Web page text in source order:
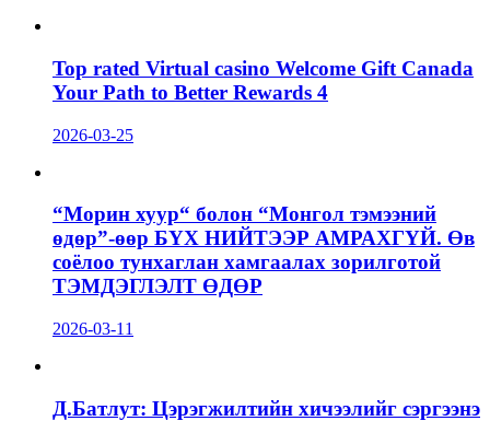
Top rated Virtual casino Welcome Gift Canada
Your Path to Better Rewards 4
2026-03-25
“Морин хуур“ болон “Монгол тэмээний
өдөр”-өөр БҮХ НИЙТЭЭР АМРАХГҮЙ. Өв
соёлоо тунхаглан хамгаалах зорилготой
ТЭМДЭГЛЭЛТ ӨДӨР
2026-03-11
Д.Батлут: Цэрэгжилтийн хичээлийг сэргээнэ